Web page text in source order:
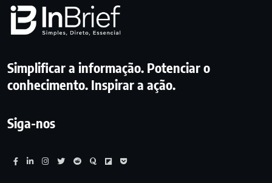
Simplificar a informação. Potenciar o
conhecimento. Inspirar a ação.
Siga-nos